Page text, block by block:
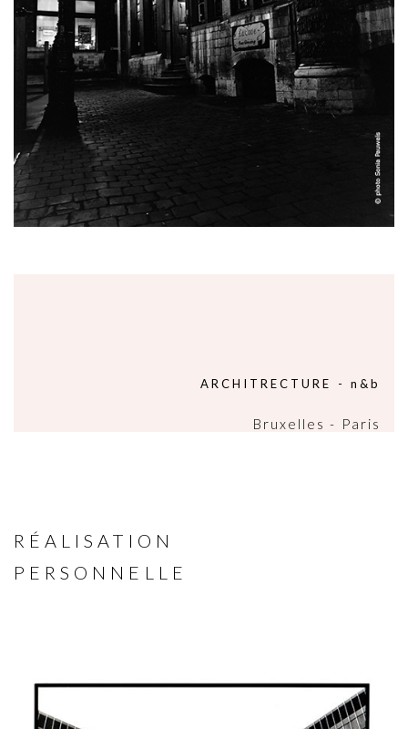
ARCHITRECTURE - n&b
Bruxelles - Paris
RÉALISATION
PERSONNELLE